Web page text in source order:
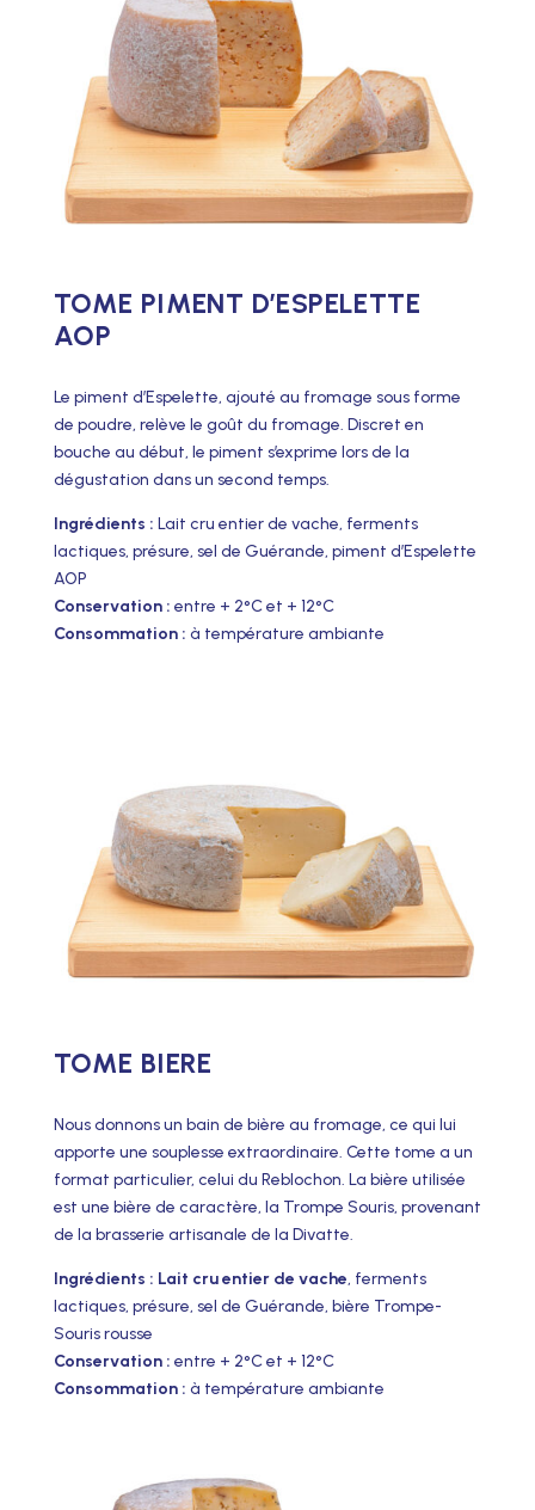
TOME PIMENT D’ESPELETTE
AOP
Le piment d’Espelette, ajouté au fromage sous forme
de poudre, relève le goût du fromage. Discret en
bouche au début, le piment s’exprime lors de la
dégustation dans un second temps.
Ingrédients : Lait cru entier de vache, ferments
lactiques, présure, sel de Guérande, piment d’Espelette
AOP
Conservation : entre + 2°C et + 12°C
Consommation : à température ambiante
TOME BIERE
Nous donnons un bain de bière au fromage, ce qui lui
apporte une souplesse extraordinaire. Cette tome a un
format particulier, celui du Reblochon. La bière utilisée
est une bière de caractère, la Trompe Souris, provenant
de la brasserie artisanale de la Divatte.
Ingrédients : Lait cru entier de vache, ferments
lactiques, présure, sel de Guérande, bière Trompe-
Souris rousse
Conservation : entre + 2°C et + 12°C
Consommation : à température ambiante